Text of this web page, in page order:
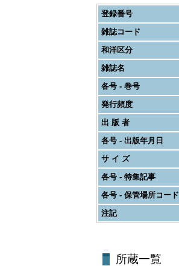
登録番号
雑誌コード
和洋区分
雑誌名
各号 - 巻号
発行頻度
出 版 者
各号 - 出版年月日
サ イ ズ
各号 - 特集記事
各号 - 保管場所コード
注記
所蔵一覧